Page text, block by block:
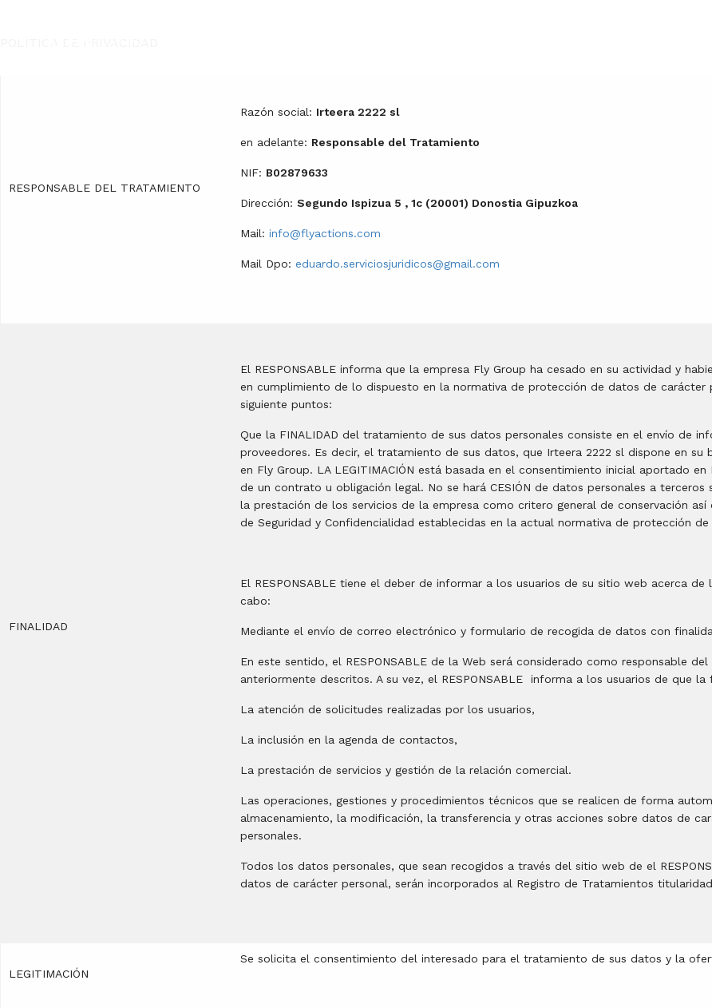
RESPONSABLE DEL TRATAMIENTO
Razón social: Irteera 2222 sl
en adelante: Responsable del Tratamiento
NIF: B02879633
Dirección: Segundo Ispizua 5 , 1c (20001) Donostia Gipuzkoa
Mail: info@flyactions.com
Mail Dpo: eduardo.serviciosjuridicos@gmail.com
FINALIDAD
El RESPONSABLE informa que la empresa Fly Group ha cesado en su actividad y
en cumplimiento de lo dispuesto en la normativa de protección de datos de carácter
siguiente puntos:
Que la FINALIDAD del tratamiento de sus datos personales consiste en el envío de
proveedores. Es decir, el tratamiento de sus datos, que Irteera 2222 sl dispone en
en Fly Group. LA LEGITIMACIÓN está basada en el consentimiento inicial aportado
de un contrato u obligación legal. No se hará CESIÓN de datos personales a terceros
la prestación de los servicios de la empresa como critero general de conservación
de Seguridad y Confidencialidad establecidas en la actual normativa de protección
El RESPONSABLE tiene el deber de informar a los usuarios de su sitio web acerca
cabo:
Mediante el envío de correo electrónico y formulario de recogida de datos con
En este sentido, el RESPONSABLE de la Web será considerado como responsable
anteriormente descritos. A su vez, el RESPONSABLE informa a los usuarios de que
La atención de solicitudes realizadas por los usuarios,
La inclusión en la agenda de contactos,
La prestación de servicios y gestión de la relación comercial.
Las operaciones, gestiones y procedimientos técnicos que se realicen de forma
almacenamiento, la modificación, la transferencia y otras acciones sobre datos de
personales.
Todos los datos personales, que sean recogidos a través del sitio web de el
datos de carácter personal, serán incorporados al Registro de Tratamientos
LEGITIMACIÓN
Se solicita el consentimiento del interesado para el tratamiento de sus datos y la